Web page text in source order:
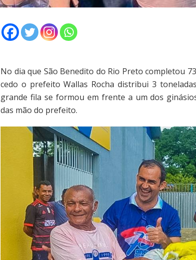
No dia que São Benedito do Rio Preto completou
cedo o prefeito Wallas Rocha distribui 3
grande fila se formou em frente a um dos
das mão do prefeito.